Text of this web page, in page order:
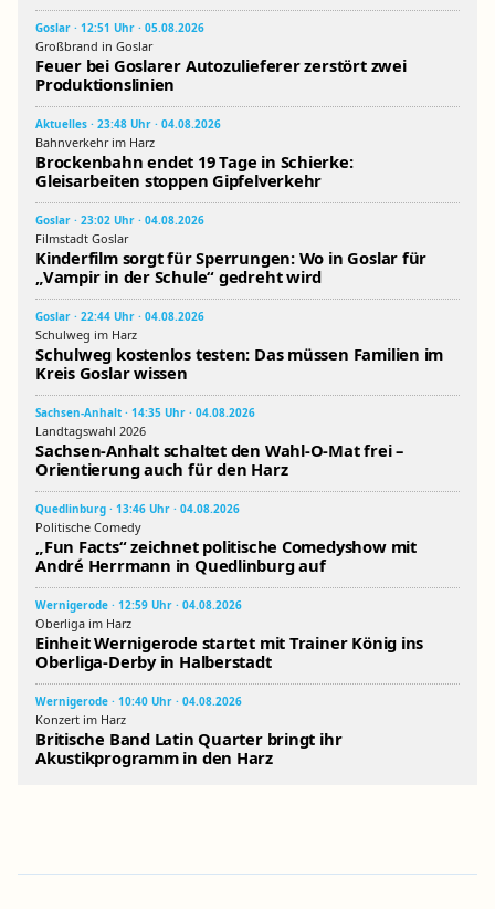
Goslar · 12:51 Uhr · 05.08.2026
Großbrand in Goslar
Feuer bei Goslarer Autozulieferer zerstört zwei
Produktionslinien
Aktuelles · 23:48 Uhr · 04.08.2026
Bahnverkehr im Harz
Brockenbahn endet 19 Tage in Schierke:
Gleisarbeiten stoppen Gipfelverkehr
Goslar · 23:02 Uhr · 04.08.2026
Filmstadt Goslar
Kinderfilm sorgt für Sperrungen: Wo in Goslar für
„Vampir in der Schule“ gedreht wird
Goslar · 22:44 Uhr · 04.08.2026
Schulweg im Harz
Schulweg kostenlos testen: Das müssen Familien im
Kreis Goslar wissen
Sachsen-Anhalt · 14:35 Uhr · 04.08.2026
Landtagswahl 2026
Sachsen-Anhalt schaltet den Wahl-O-Mat frei –
Orientierung auch für den Harz
Quedlinburg · 13:46 Uhr · 04.08.2026
Politische Comedy
„Fun Facts“ zeichnet politische Comedyshow mit
André Herrmann in Quedlinburg auf
Wernigerode · 12:59 Uhr · 04.08.2026
Oberliga im Harz
Einheit Wernigerode startet mit Trainer König ins
Oberliga-Derby in Halberstadt
Wernigerode · 10:40 Uhr · 04.08.2026
Konzert im Harz
Britische Band Latin Quarter bringt ihr
Akustikprogramm in den Harz